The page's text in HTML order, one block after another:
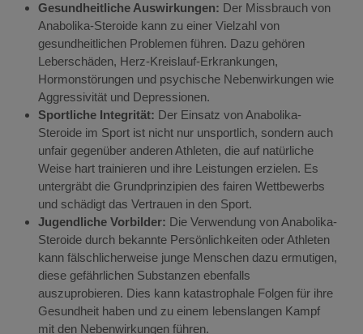
Gesundheitliche Auswirkungen: Der Missbrauch von
Anabolika-Steroide kann zu einer Vielzahl von
gesundheitlichen Problemen führen. Dazu gehören
Leberschäden, Herz-Kreislauf-Erkrankungen,
Hormonstörungen und psychische Nebenwirkungen wie
Aggressivität und Depressionen.
Sportliche Integrität: Der Einsatz von Anabolika-
Steroide im Sport ist nicht nur unsportlich, sondern auch
unfair gegenüber anderen Athleten, die auf natürliche
Weise hart trainieren und ihre Leistungen erzielen. Es
untergräbt die Grundprinzipien des fairen Wettbewerbs
und schädigt das Vertrauen in den Sport.
Jugendliche Vorbilder: Die Verwendung von Anabolika-
Steroide durch bekannte Persönlichkeiten oder Athleten
kann fälschlicherweise junge Menschen dazu ermutigen,
diese gefährlichen Substanzen ebenfalls
auszuprobieren. Dies kann katastrophale Folgen für ihre
Gesundheit haben und zu einem lebenslangen Kampf
mit den Nebenwirkungen führen.